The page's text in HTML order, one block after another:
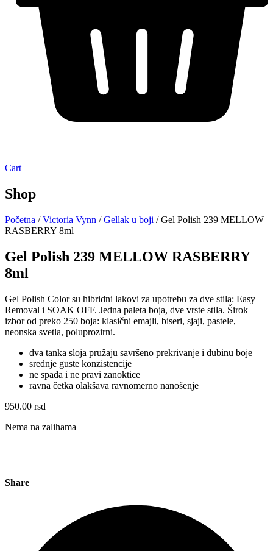
Cart
Shop
Početna /Victoria Vynn /Gellak u boji / Gel Polish 239 MELLOW
RASBERRY 8ml
Gel Polish 239 MELLOW RASBERRY
8ml
Gel Polish Color su hibridni lakovi za upotrebu za dve stila: Easy
Removal i SOAK OFF. Jedna paleta boja, dve vrste stila. Širok
izbor od preko 250 boja: klasični emajli, biseri, sjaji, pastele,
neonska svetla, poluprozirni.
dva tanka sloja pružaju savršeno prekrivanje i dubinu boje
srednje guste konzistencije
ne spada i ne pravi zanoktice
ravna četka olakšava ravnomerno nanošenje
950.00 rsd
Nema na zalihama
Share